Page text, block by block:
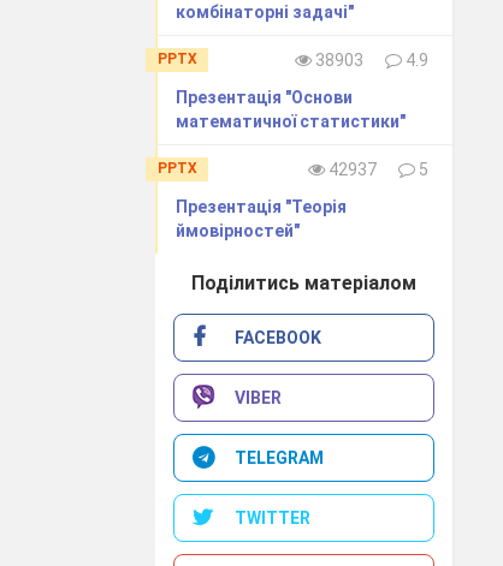
комбінаторні задачі"
PPTX 38903
4.9
Презентація "Основи
математичної статистики"
PPTX 42937
5
Презентація "Теорія
ймовірностей"
Поділитись матеріалом
FACEBOOK
VIBER
TELEGRAM
TWITTER